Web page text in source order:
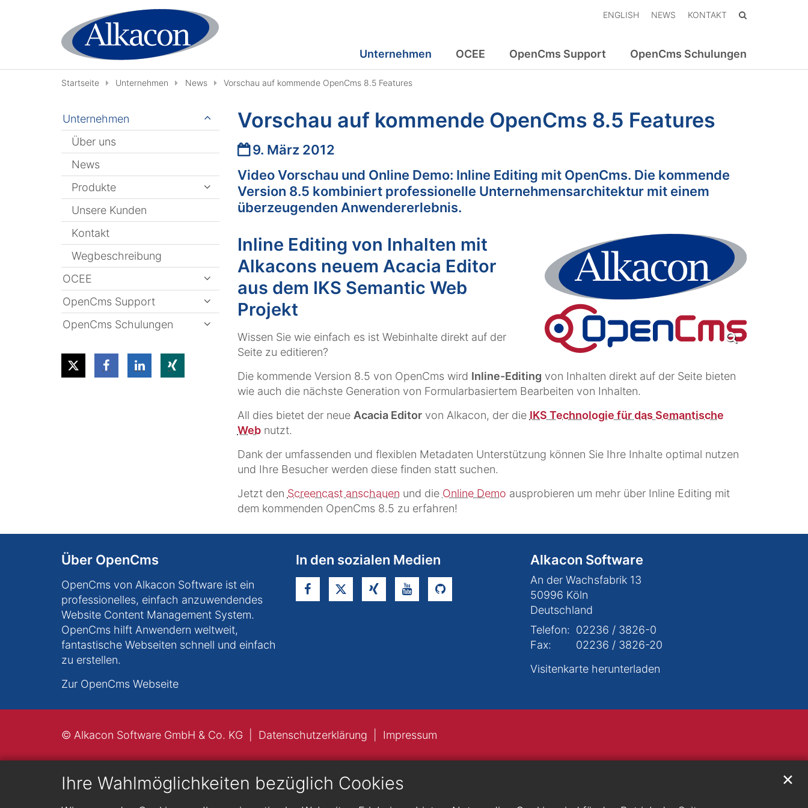
Ihre Wahlmöglichkeiten bezüglich Cookies ✕
ENGLISH NEWS KONTAKT
Unternehmen OCEE OpenCms Support OpenCms Schulungen
Startseite Unternehmen News Vorschau auf kommende OpenCms 8.5 Features
Vorschau auf kommende OpenCms 8.5 Features
Datum:
9. März 2012
Video Vorschau und Online Demo: Inline Editing mit OpenCms. Die kommende
Version 8.5 kombiniert professionelle Unternehmensarchitektur mit einem
überzeugenden Anwendererlebnis.
Inline Editing von Inhalten mit
Alkacons neuem Acacia Editor
aus dem IKS Semantic Web
Projekt
Wissen Sie wie einfach es ist Webinhalte direkt auf der
Seite zu editieren?
Die kommende Version 8.5 von OpenCms wird Inline-Editing von Inhalten direkt auf der Seite bieten
wie auch die nächste Generation von Formularbasiertem Bearbeiten von Inhalten.
All dies bietet der neue Acacia Editorvon Alkacon, der die IKS Technologie für das Semantische
Webnutzt.
Dank der umfassenden und flexiblen Metadaten Unterstützung können Sie Ihre Inhalte optimal nutzen
und Ihre Besucher werden diese finden statt suchen.
Jetzt den Screencast anschauen und die Online Demo ausprobieren um mehr über Inline Editing mit
dem kommenden OpenCms 8.5 zu erfahren!
Unternehmen
Über uns
News
Produkte
Unsere Kunden
Kontakt
Wegbeschreibung
OCEE
OpenCms Support
OpenCms Schulungen
Über OpenCms
OpenCms von Alkacon Software ist ein
professionelles, einfach anzuwendendes
Website Content Management System.
OpenCms hilft Anwendern weltweit,
fantastische Webseiten schnell und einfach
zu erstellen.
Zur OpenCms Webseite
In den sozialen Medien Alkacon Software
An der Wachsfabrik 13
50996 Köln
Deutschland
Telefon: 02236 / 3826-0
Fax:
02236 / 3826-20
Visitenkarte herunterladen
© Alkacon Software GmbH & Co. KG Datenschutzerklärung Impressum